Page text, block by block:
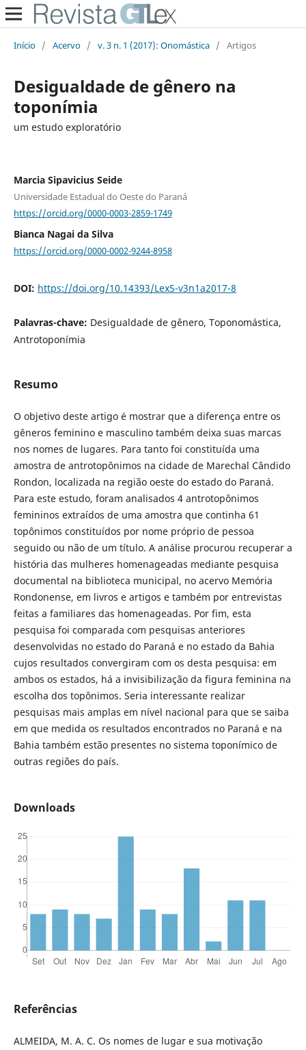
Início / Acervo / v. 3 n. 1 (2017): Onomástica / Artigos
Desigualdade de gênero na
toponímia
um estudo exploratório
Marcia Sipavicius Seide
Universidade Estadual do Oeste do Paraná
https://orcid.org/0000-0003-2859-1749
Bianca Nagai da Silva
https://orcid.org/0000-0002-9244-8958
DOI: https://doi.org/10.14393/Lex5-v3n1a2017-8
Palavras-chave: Desigualdade de gênero, Toponomástica,
Antrotoponímia
Resumo
O objetivo deste artigo é mostrar que a diferença entre os
gêneros feminino e masculino também deixa suas marcas
nos nomes de lugares. Para tanto foi constituída uma
amostra de antrotopônimos na cidade de Marechal Cândido
Rondon, localizada na região oeste do estado do Paraná.
Para este estudo, foram analisados 4 antrotopônimos
femininos extraídos de uma amostra que continha 61
topônimos constituídos por nome próprio de pessoa
seguido ou não de um título. A análise procurou recuperar a
história das mulheres homenageadas mediante pesquisa
documental na biblioteca municipal, no acervo Memória
Rondonense, em livros e artigos e também por entrevistas
feitas a familiares das homenageadas. Por fim, esta
pesquisa foi comparada com pesquisas anteriores
desenvolvidas no estado do Paraná e no estado da Bahia
cujos resultados convergiram com os desta pesquisa: em
ambos os estados, há a invisibilização da figura feminina na
escolha dos topônimos. Seria interessante realizar
pesquisas mais amplas em nível nacional para que se saiba
em que medida os resultados encontrados no Paraná e na
Bahia também estão presentes no sistema toponímico de
outras regiões do país.
Downloads
Referências
ALMEIDA, M. A. C. Os nomes de lugar e sua motivação